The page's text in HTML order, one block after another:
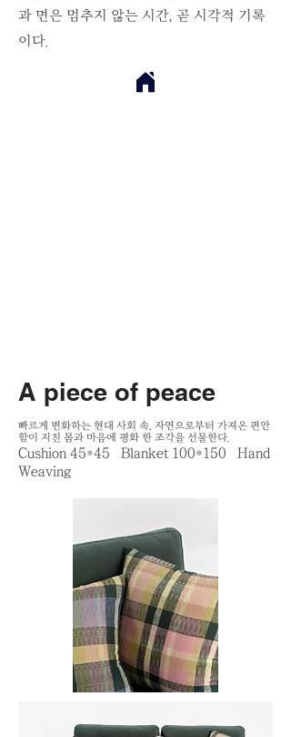
과 면은 멈추지 않는 시간, 곧 시각적 기록
이다.
A piece of peace
​빠르게 변화하는 현대 사회 속, 자연으로부터 가져온 편안
함이 지친 몸과 마음에 평화 한 조각을 선물한다.
Cushion 45*45 Blanket 100*150 Hand
Weaving